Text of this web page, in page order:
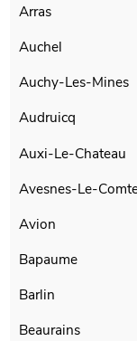
Arras
Auchel
Auchy-Les-Mines
Audruicq
Auxi-Le-Chateau
Avesnes-Le-
Avion
Bapaume
Barlin
Beaurains